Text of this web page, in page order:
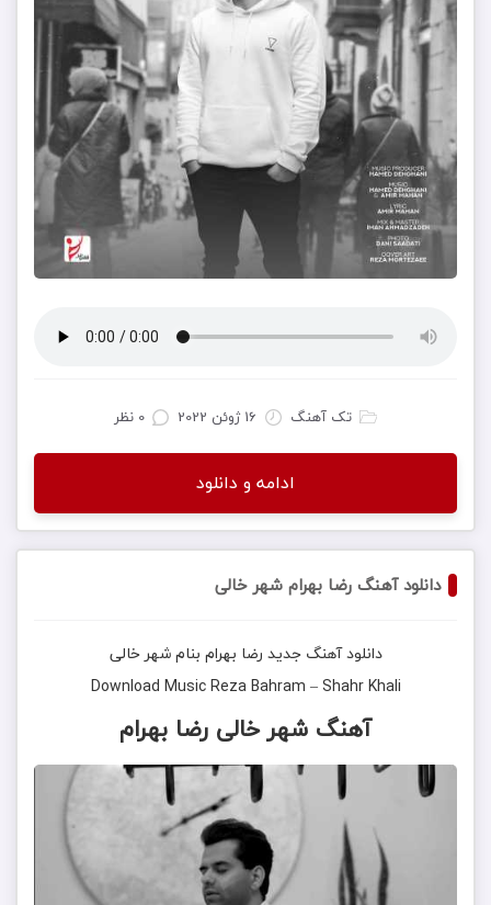
تک آهنگ 16 ژوئن 2022 0 نظر
ادامه و دانلود
دانلود آهنگ رضا بهرام شهر خالی
دانلود آهنگ جدید رضا بهرام بنامشهر خالی
Download MusicReza Bahram –Shahr Khali
آهنگ شهر خالی رضا بهرام